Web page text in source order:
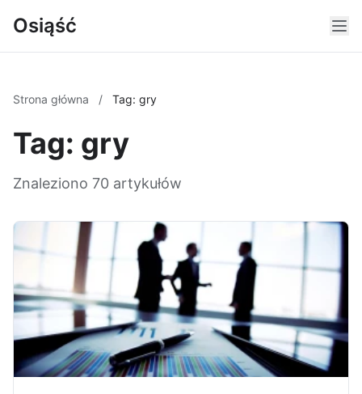
Osiąść
Strona główna / Tag: gry
Tag: gry
Znaleziono 70 artykułów